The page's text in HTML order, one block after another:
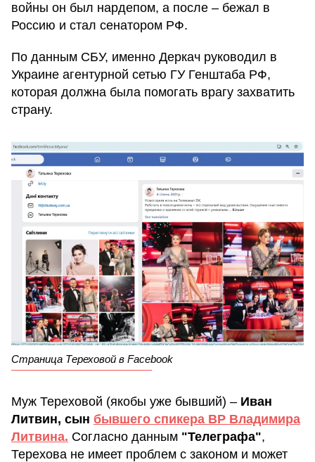
войны он был нардепом, а после – бежал в
Россию и стал сенатором РФ.
По данным СБУ, именно Деркач руководил в
Украине агентурной сетью ГУ Генштаба РФ,
которая должна была помогать врагу захватить
страну.
Страница Тереховой в Facebook
Муж Тереховой (якобы уже бывший) – Иван
Литвин, сын бывшего спикера ВР Владимира
Литвина. Согласно данным "Телеграфа",
Терехова не имеет проблем с законом и может